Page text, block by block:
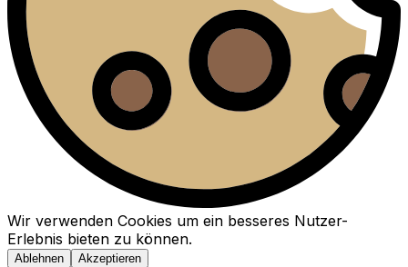
Wir verwenden Cookies um ein besseres Nutzer-
Erlebnis bieten zu können.
Ablehnen Akzeptieren